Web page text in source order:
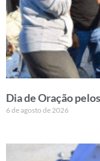
Dia de Oração
6 de agosto de 2026